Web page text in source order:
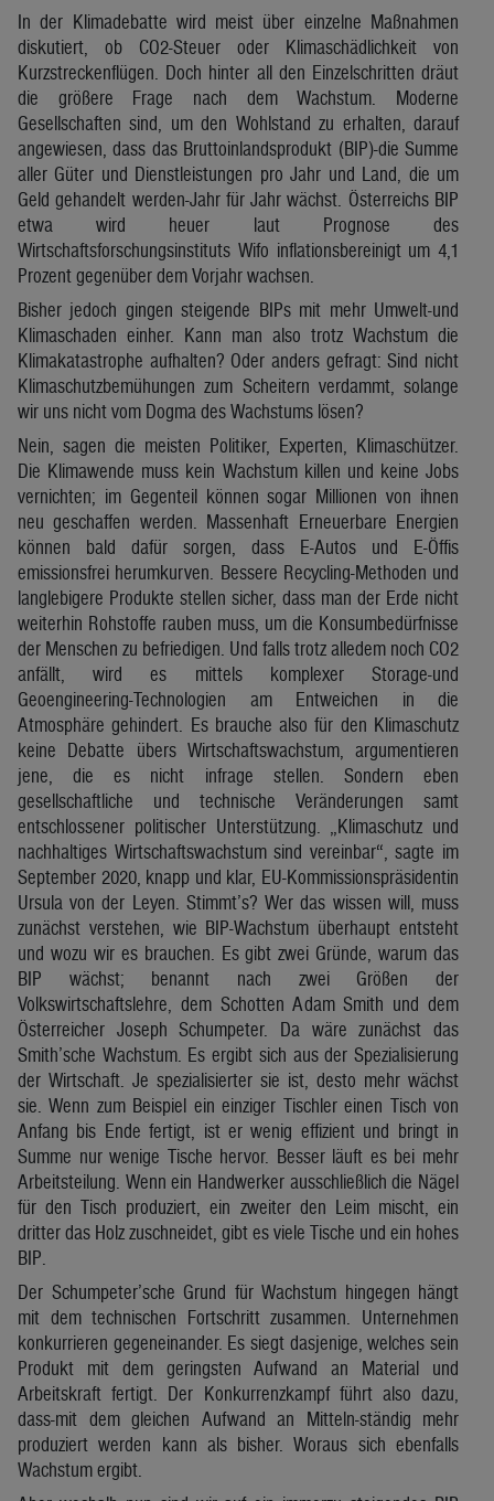
In der Klimadebatte wird meist über einzelne Maßnahmen
diskutiert, ob CO2-Steuer oder Klimaschädlichkeit von
Kurzstreckenflügen. Doch hinter all den Einzelschritten dräut
die größere Frage nach dem Wachstum. Moderne
Gesellschaften sind, um den Wohlstand zu erhalten, darauf
angewiesen, dass das Bruttoinlandsprodukt (BIP)-die Summe
aller Güter und Dienstleistungen pro Jahr und Land, die um
Geld gehandelt werden-Jahr für Jahr wächst. Österreichs BIP
etwa wird heuer laut Prognose des
Wirtschaftsforschungsinstituts Wifo inflationsbereinigt um 4,1
Prozent gegenüber dem Vorjahr wachsen.
Bisher jedoch gingen steigende BIPs mit mehr Umwelt-und
Klimaschaden einher. Kann man also trotz Wachstum die
Klimakatastrophe aufhalten? Oder anders gefragt: Sind nicht
Klimaschutzbemühungen zum Scheitern verdammt, solange
wir uns nicht vom Dogma des Wachstums lösen?
Nein, sagen die meisten Politiker, Experten, Klimaschützer.
Die Klimawende muss kein Wachstum killen und keine Jobs
vernichten; im Gegenteil können sogar Millionen von ihnen
neu geschaffen werden. Massenhaft Erneuerbare Energien
können bald dafür sorgen, dass E-Autos und E-Öffis
emissionsfrei herumkurven. Bessere Recycling-Methoden und
langlebigere Produkte stellen sicher, dass man der Erde nicht
weiterhin Rohstoffe rauben muss, um die Konsumbedürfnisse
der Menschen zu befriedigen. Und falls trotz alledem noch CO2
anfällt, wird es mittels komplexer Storage-und
Geoengineering-Technologien am Entweichen in die
Atmosphäre gehindert. Es brauche also für den Klimaschutz
keine Debatte übers Wirtschaftswachstum, argumentieren
jene, die es nicht infrage stellen. Sondern eben
gesellschaftliche und technische Veränderungen samt
entschlossener politischer Unterstützung. „Klimaschutz und
nachhaltiges Wirtschaftswachstum sind vereinbar“, sagte im
September 2020, knapp und klar, EU-Kommissionspräsidentin
Ursula von der Leyen. Stimmt’s? Wer das wissen will, muss
zunächst verstehen, wie BIP-Wachstum überhaupt entsteht
und wozu wir es brauchen. Es gibt zwei Gründe, warum das
BIP wächst; benannt nach zwei Größen der
Volkswirtschaftslehre, dem Schotten Adam Smith und dem
Österreicher Joseph Schumpeter. Da wäre zunächst das
Smith’sche Wachstum. Es ergibt sich aus der Spezialisierung
der Wirtschaft. Je spezialisierter sie ist, desto mehr wächst
sie. Wenn zum Beispiel ein einziger Tischler einen Tisch von
Anfang bis Ende fertigt, ist er wenig effizient und bringt in
Summe nur wenige Tische hervor. Besser läuft es bei mehr
Arbeitsteilung. Wenn ein Handwerker ausschließlich die Nägel
für den Tisch produziert, ein zweiter den Leim mischt, ein
dritter das Holz zuschneidet, gibt es viele Tische und ein hohes
BIP.
Der Schumpeter’sche Grund für Wachstum hingegen hängt
mit dem technischen Fortschritt zusammen. Unternehmen
konkurrieren gegeneinander. Es siegt dasjenige, welches sein
Produkt mit dem geringsten Aufwand an Material und
Arbeitskraft fertigt. Der Konkurrenzkampf führt also dazu,
dass-mit dem gleichen Aufwand an Mitteln-ständig mehr
produziert werden kann als bisher. Woraus sich ebenfalls
Wachstum ergibt.